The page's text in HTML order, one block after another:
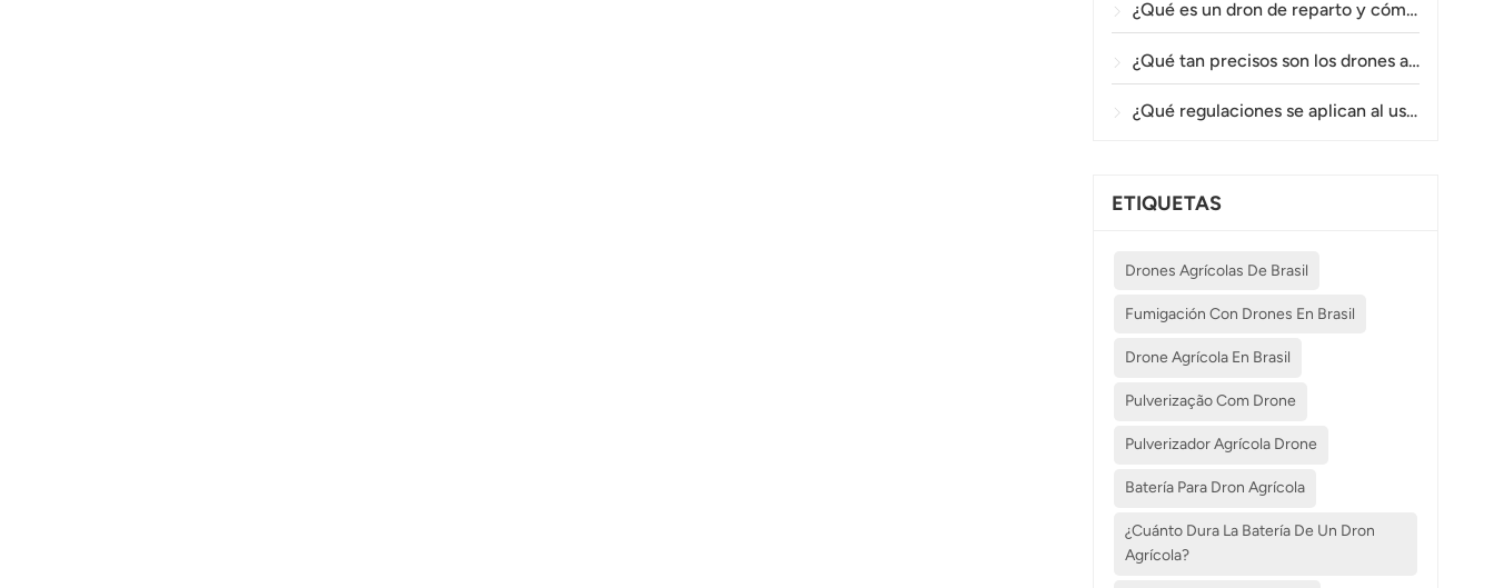
¿Qué es un dron de reparto y cómo funciona la entrega mediante drones?
¿Qué tan precisos son los drones agrícolas en la pulverización y el monitoreo de cultivos?
¿Qué regulaciones se aplican al uso de drones agrícolas en diferentes países?
ETIQUETAS
Drones Agrícolas De Brasil
Fumigación Con Drones En Brasil
Drone Agrícola En Brasil
Pulverização Com Drone
Pulverizador Agrícola Drone
Batería Para Dron Agrícola
¿Cuánto Dura La Batería De Un Dron
Agrícola?